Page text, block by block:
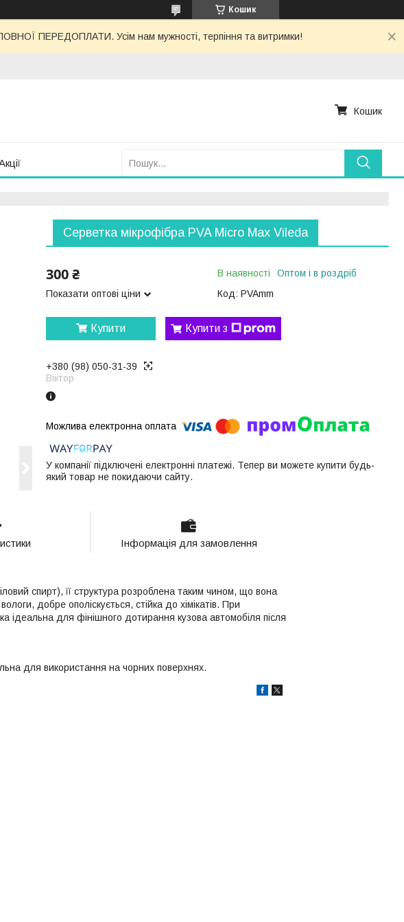
Кошик
ПЕРЕДОПЛАТИ. Усім нам мужності, терпіння та витримки!
Кошик
Серветка мікрофібра PVA Micro Max Vileda
300 ₴
Показати оптові ціни
В наявності
Оптом і в роздріб
Код: PVAmm
Купити Купити з
+380 (98) 050-31-39
Віктор
У компанії підключені електронні платежі. Тепер ви можете купити будь-
який товар не покидаючи сайту.
Інформація для замовлення
спирт), її структура розроблена таким чином, що вона
добре ополіскується, стійка до хімікатів. При
ідеальна для фінішного дотирання кузова автомобіля після
для використання на чорних поверхнях.